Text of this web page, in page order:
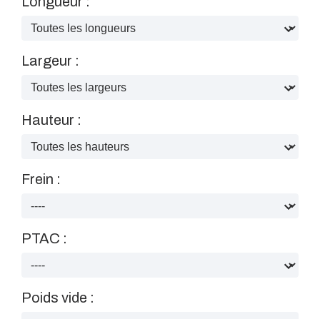
Largeur :
Hauteur :
Frein :
PTAC :
Poids vide :